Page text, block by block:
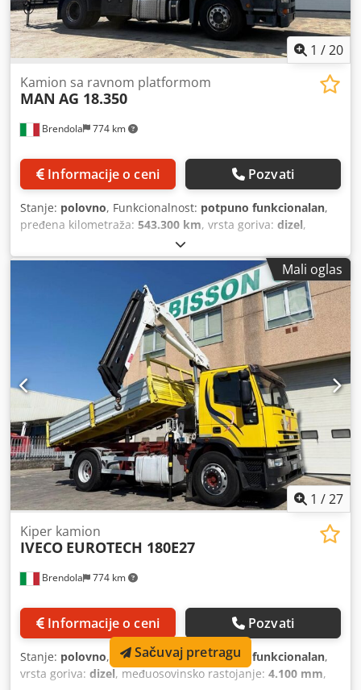
1 /20
Brendola 774 km
Kamion sa ravnom platformom
MAN AG 18.350
Informacije o ceni Pozvati
Stanje: polovno, Funkcionalnost: potpuno funkcionalan,
pređena kilometraža: 543.300 km, vrsta goriva: dizel,
4.600 mm
vozača:dnevna kabina, emisioni razred:euro4, broj
, Oprema:dizalica,
, MAN AG 18.350 4x2 - Godina proizvodnje
2006 DIZEL / Euro 4 Pređeno km: 543.300 Ručni menjač /
Zapremina motora 10518 / kW 257 Dcedezkhcrspfx Aatok
Maksimalna dozvoljena masa (PTT) 180 q Nosivost: 8.120 kg
/ Međuosovinsko rastojanje: 4.600 mm Dodatna oprema: -
Klima uređaj Nadogradnja: - FIKSNA SANDUK 5370 x 2520
mm - Kran HIAB 088, 3 sekcije * Radio
Mali oglas
1 /27
Brendola 774 km
Kiper kamion
IVECO EUROTECH 180E27
Informacije o ceni Pozvati
Stanje: polovno, Funkcionalnost:potpuno funkcionalan,
vrsta goriva: dizel, međuosovinsko rastojanje: 4.100 mm,
Sačuvaj pretragu